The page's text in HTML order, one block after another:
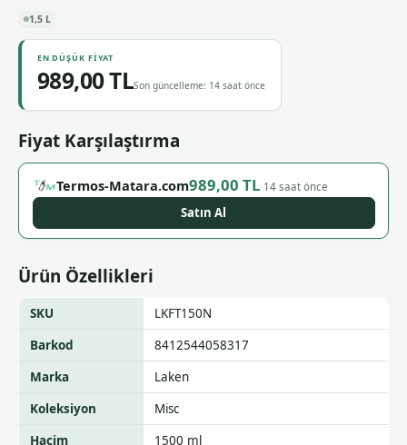
1,5 L
EN DÜŞÜK FIYAT
989,00 TLSon güncelleme: 14 saat önce
Fiyat Karşılaştırma
Termos-Matara.com989,00 TL 14 saat önce
Satın Al
Ürün Özellikleri
SKU
LKFT150N
Barkod
8412544058317
Marka
Laken
Koleksiyon
Misc
Hacim
1500 ml